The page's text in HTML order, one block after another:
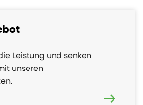
Leistung und senken
unseren